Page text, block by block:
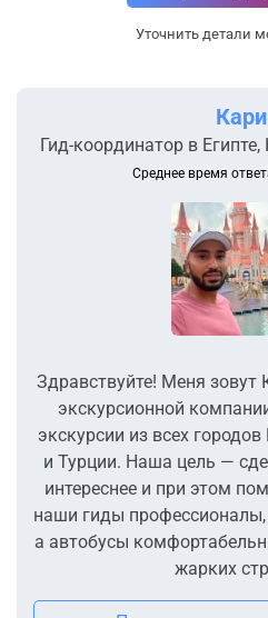
Уточнить детали
Гид-координатор в
Среднее время
Здравствуйте! Меня зовут
экскурсионной
экскурсии из всех
и Турции. Наша цель —
интереснее и при этом
наши гиды
а автобусы
жарких